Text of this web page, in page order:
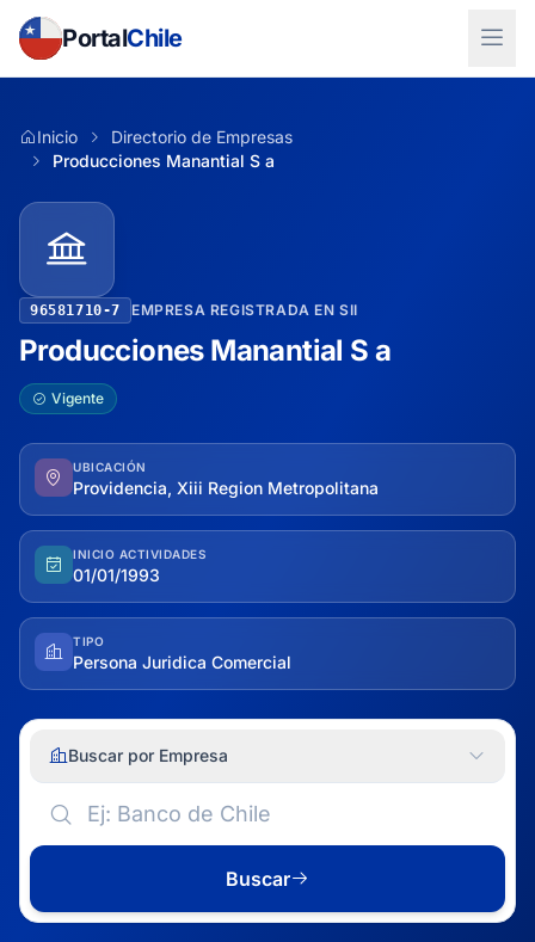
PortalChile
Inicio
Directorio de Empresas
Producciones Manantial S a
96581710-7 EMPRESA REGISTRADA EN SII
Producciones Manantial S a
Vigente
UBICACIÓN
Providencia, Xiii Region Metropolitana
INICIO ACTIVIDADES
01/01/1993
TIPO
Persona Juridica Comercial
Buscar por Empresa
Buscar